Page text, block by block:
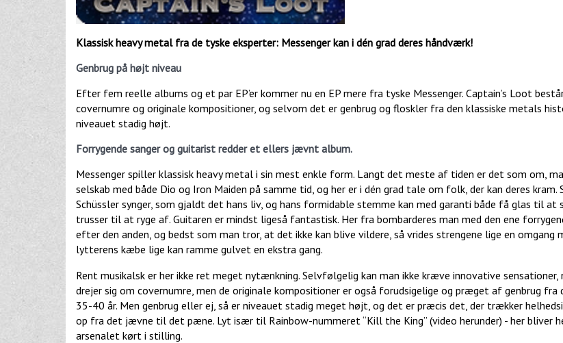
Klassisk heavy metal fra de tyske eksperter: Messenger kan i dén grad deres håndværk!
Genbrug på højt niveau
Efter fem reelle albums og et par EP’er kommer nu en EP mere fra tyske Messenger. Captain’s Loot
covernumre og originale kompositioner, og selvom det er genbrug og floskler fra den klassiske metals
niveauet stadig højt.
Forrygende sanger og guitarist redder et ellers jævnt album.
Messenger spiller klassisk heavy metal i sin mest enkle form. Langt det meste af tiden er det som om,
selskab med både Dio og Iron Maiden på samme tid, og her er i dén grad tale om folk, der kan deres kram.
Schüssler synger, som gjaldt det hans liv, og hans formidable stemme kan med garanti både få glas til at
trusser til at ryge af. Guitaren er mindst ligeså fantastisk. Her fra bombarderes man med den ene
efter den anden, og bedst som man tror, at det ikke kan blive vildere, så vrides strengene lige en omgang
lytterens kæbe lige kan ramme gulvet en ekstra gang.
Rent musikalsk er her ikke ret meget nytænkning. Selvfølgelig kan man ikke kræve innovative sensationer,
drejer sig om covernumre, men de originale kompositioner er også forudsigelige og præget af genbrug fra
35-40 år. Men genbrug eller ej, så er niveauet stadig meget højt, og det er præcis det, der trækker
op fra det jævne til det pæne. Lyt især til Rainbow-nummeret “Kill the King” (video herunder) - her bliver
arsenalet kørt i stilling.